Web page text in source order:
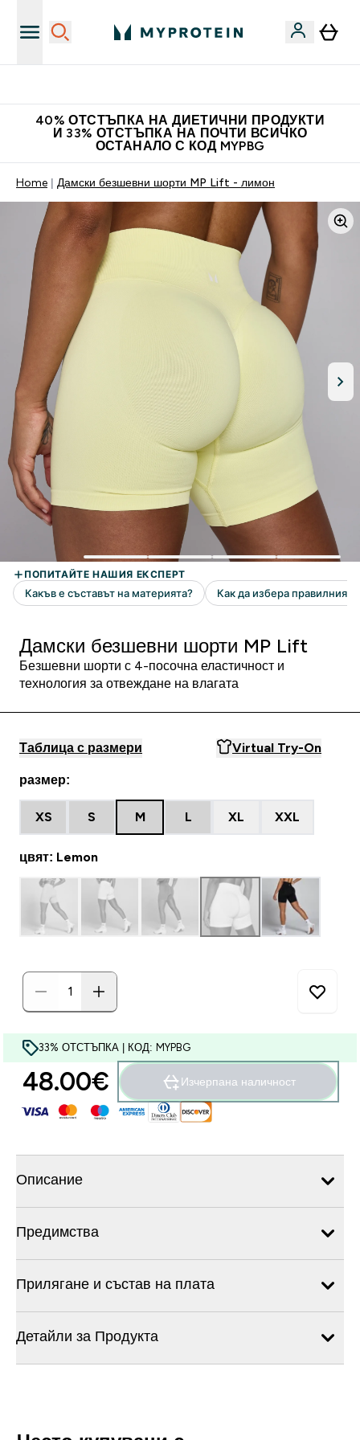
40% ОТСТЪПКА НА ДИЕТИЧНИ ПРОДУКТИ
И 33% ОТСТЪПКА НА ПОЧТИ ВСИЧКО
ОСТАНАЛО С КОД MYPBG
Home Дамски безшевни шорти MP Lift - лимон
Дамски безшевни шорти MP Lift
Безшевни шорти с 4-посочна еластичност и
технология за отвеждане на влагата
Таблица с размери Virtual Try-On
размер:
XS S M L XL XXL
цвят: Lemon
33% ОТСТЪПКА | КОД: MYPBG
48.00€‎ Изчерпана наличност
Описание
Предимства
Прилягане и състав на плата
Детайли за Продукта